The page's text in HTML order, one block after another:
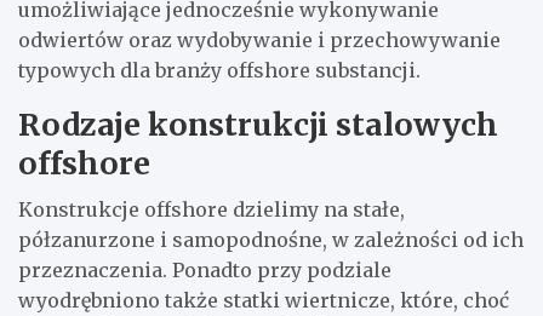
umożliwiające jednocześnie wykonywanie
odwiertów oraz wydobywanie i przechowywanie
typowych dla branży offshore substancji.
Rodzaje konstrukcji stalowych
offshore
Konstrukcje offshore dzielimy na stałe,
półzanurzone i samopodnośne, w zależności od ich
przeznaczenia. Ponadto przy podziale
wyodrębniono także statki wiertnicze, które, choć